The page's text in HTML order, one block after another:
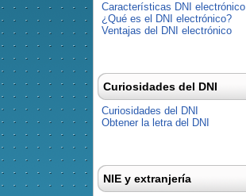
Características DNI electrónico
¿Qué es el DNI electrónico?
Ventajas del DNI electrónico
Curiosidades del DNI
Curiosidades del DNI
Obtener la letra del DNI
NIE y extranjería